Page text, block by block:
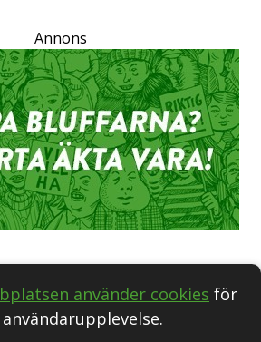
Annons
i Sociala medier:
använder cookies för